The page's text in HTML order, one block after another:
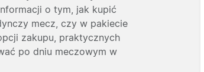
o tym, jak kupić
mecz, czy w pakiecie
zakupu, praktycznych
po dniu meczowym w